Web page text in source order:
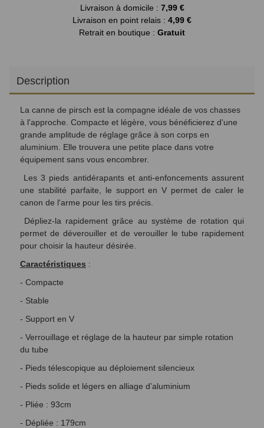
Livraison à domicile : 7,99 €
Livraison en point relais : 4,99 €
Retrait en boutique : Gratuit
Description
La canne de pirsch est la compagne idéale de vos chasses
à l'approche. Compacte et légère, vous bénéficierez d'une
grande amplitude de réglage grâce à son corps en
aluminium. Elle trouvera une petite place dans votre
équipement sans vous encombrer.
Les 3 pieds antidérapants et anti-enfoncements assurent
une stabilité parfaite, le support en V permet de caler le
canon de l'arme pour les tirs précis.
Dépliez-la rapidement grâce au système de rotation qui
permet de déverouiller et de verouiller le tube rapidement
pour choisir la hauteur désirée.
Caractéristiques :
- Compacte
- Stable
- Support en V
- Verrouillage et réglage de la hauteur par simple rotation
du tube
- Pieds télescopique au déploiement silencieux
- Pieds solide et légers en alliage d’aluminium
- Pliée : 93cm
- Dépliée : 179cm